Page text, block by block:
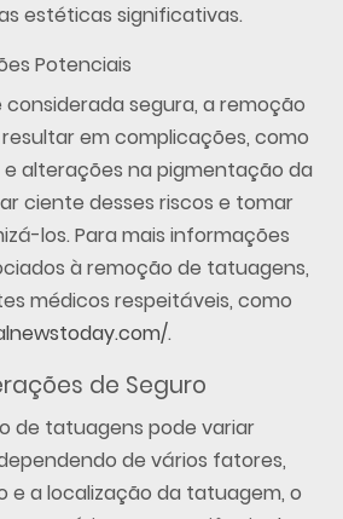
estéticas significativas.
Potenciais
segura, a remoção
em complicações, como
alterações na pigmentação da
ciente desses riscos e tomar
los. Para mais informações
à remoção de tatuagens,
médicos respeitáveis, como
.
de Seguro
de tatuagens pode variar
de vários fatores,
e a localização da tatuagem, o